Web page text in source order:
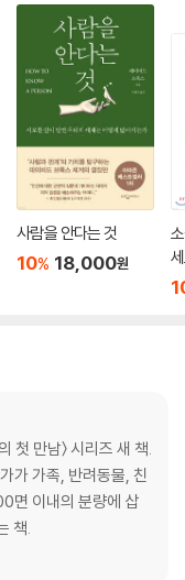
사람을 안다는 것
10% 18,000원
첫 만남〉 시리즈 새 책.
가 가족, 반려동물, 친
면 이내의 분량에 삽
책.